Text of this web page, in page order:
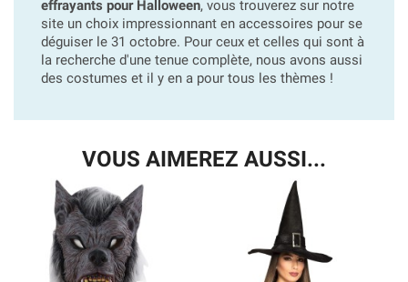
effrayants pour Halloween, vous trouverez sur notre
site un choix impressionnant en accessoires pour se
déguiser le 31 octobre. Pour ceux et celles qui sont à
la recherche d'une tenue complète, nous avons aussi
des costumes et il y en a pour tous les thèmes !
VOUS AIMEREZ AUSSI...